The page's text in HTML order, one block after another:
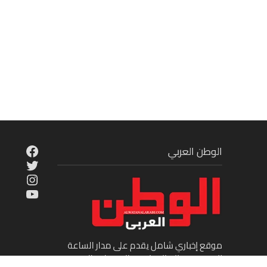
Twitter
YouTube
الوطن العربي
موقع إخباري شامل يقدم على مدار الساعة
الجديد في عالم السياسة والاقتصاد والفن